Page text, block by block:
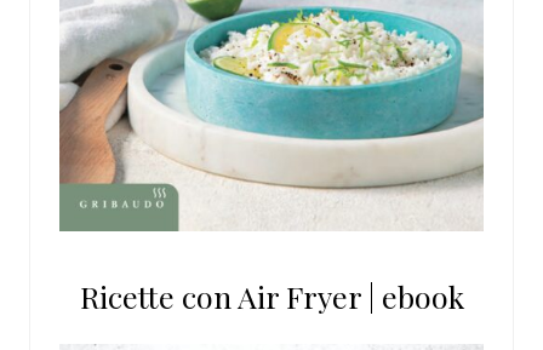
Ricette con Air Fryer | ebook